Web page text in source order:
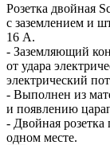
Розетка двойная
с заземлением и
16 А.
- Заземляющий
от удара
электрический
- Выполнен из
и появлению
- Двойная розетка
одном месте.